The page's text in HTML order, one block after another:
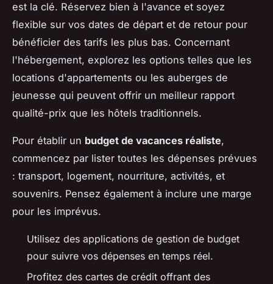
est la clé. Réservez bien à l'avance et soyez
flexible sur vos dates de départ et de retour pour
bénéficier des tarifs les plus bas. Concernant
l'hébergement, explorez les options telles que les
locations d'appartements ou les auberges de
jeunesse qui peuvent offrir un meilleur rapport
qualité-prix que les hôtels traditionnels.
Pour établir un budget de vacances réaliste,
commencez par lister toutes les dépenses prévues
: transport, logement, nourriture, activités, et
souvenirs. Pensez également à inclure une marge
pour les imprévus.
Utilisez des applications de gestion de budget
pour suivre vos dépenses en temps réel.
Profitez des cartes de crédit offrant des